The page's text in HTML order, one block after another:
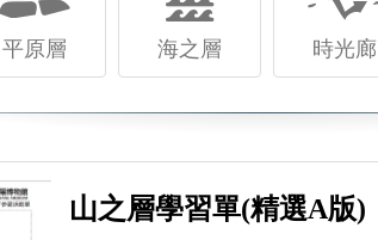
平原層 海之層 時光廊
山之層學習單(精選A版)